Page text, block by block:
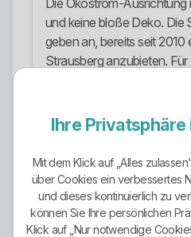
Die Ökostrom-
und keine bloße Deko. Die
geben an, bereits seit
Strausberg anzubieten.
Mit ssg.Naturstrom gibt es
aus erneuerbaren Energien
Zusätzlich werden auch
Naturstromprodukte für
Berlin beworben.
Ihre
Mit dem Klick auf „Alles
über Cookies ein verbessertes
und dieses kontinuierlich zu
können Sie Ihre persönlichen
Klick auf „Nur notwendige